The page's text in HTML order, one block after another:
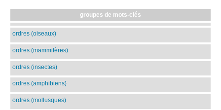
groupes de mots-clés
ordres (oiseaux)
ordres (mammifères)
ordres (insectes)
ordres (amphibiens)
ordres (mollusques)